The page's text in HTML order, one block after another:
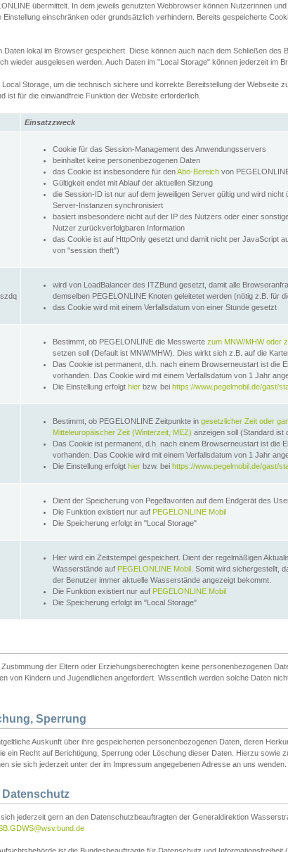
übermittelt. In dem jeweils genutzten Webbrowser können Nutzerinnen
einschränken oder grundsätzlich verhindern. Bereits gespeicherte
Daten lokal im Browser gespeichert. Diese können auch nach dem Schließen des
wieder ausgelesen werden. Auch Daten im "Local Storage" können jederzeit im
Storage, um die technisch sichere und korrekte Bereitstellung der Webseite
ist für die einwandfreie Funktion der Website erforderlich.
Einsatzzweck
Cookie für das Session-Management des Anwendungsservers
beinhaltet keine personenbezogenen Daten
das Cookie ist insbesondere für denAbo-Bereich von
Gültigkeit endet mit Ablauf der aktuellen Sitzung
die Session-ID ist nur auf dem jeweiligen Server gültig und wird nicht
Server-Instanzen synchronisiert
basiert insbesondere nicht auf der IP des Nutzers oder einer
Nutzer zurückverfolgbaren Information
das Cookie ist auf HttpOnly gesetzt und damit nicht per JavaScript
von "session theft")
wird von LoadBalancer des ITZBund gesetzt, damit alle
demselben PEGELONLINE Knoten geleitetet werden (nötig z.B. für
das Cookie wird mit einem Verfallsdatum von einer Stunde gesetzt
Bestimmt, ob PEGELONLINE die Messwerte zum MNW/MHW oder
setzen soll (Default ist MNW/MHW). Dies wirkt sich z.B. auf die
Das Cookie ist permanent, d.h. nach einem Browserneustart ist die
vorhanden. Das Cookie wird mit einem Verfallsdatum von 1 Jahr
Die Einstellung erfolgt hier bzw. bei https://www.pegelmobil.de/gast/
Bestimmt, ob PEGELONLINE Zeitpunkte in gesetzlicher Zeit oder
Mitteleuropäischer Zeit (Winterzeit, MEZ) anzeigen soll (Standard ist
Das Cookie ist permanent, d.h. nach einem Browserneustart ist die
vorhanden. Das Cookie wird mit einem Verfallsdatum von 1 Jahr
Die Einstellung erfolgt hier bzw. bei https://www.pegelmobil.de/gast/
Dient der Speicherung von Pegelfavoriten auf dem Endgerät des
Die Funktion existiert nur auf PEGELONLINE Mobil
Die Speicherung erfolgt im "Local Storage"
Hier wird ein Zeitstempel gespeichert. Dient der regelmäßigen
Wasserstände auf PEGELONLINE Mobil . Somit wird sichergestellt,
der Benutzer immer aktuelle Wasserstände angezeigt bekommt.
Die Funktion existiert nur auf PEGELONLINE Mobil
Die Speicherung erfolgt im "Local Storage"
der Eltern oder Erziehungsberechtigten keine personenbezogenen
von Kindern und Jugendlichen angefordert. Wissentlich werden solche Daten
Sperrung
Auskunft über ihre gespeicherten personenbezogenen Daten, deren
ein Recht auf Berichtigung, Sperrung oder Löschung dieser Daten. Hierzu sowie
sie sich jederzeit unter der im Impressum angegebenen Adresse an uns wenden.
jederzeit gern an den Datenschutzbeauftragten der Generaldirektion